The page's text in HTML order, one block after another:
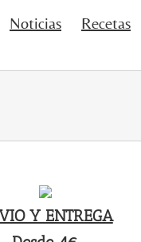
Noticias Recetas
Y ENTREGA